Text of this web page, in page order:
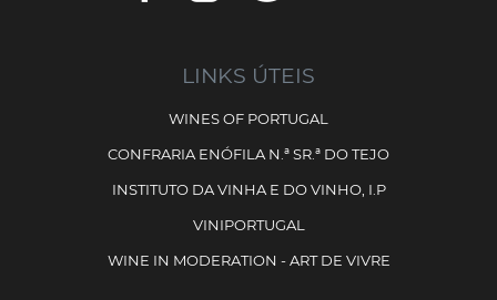
LINKS ÚTEIS
WINES OF PORTUGAL
CONFRARIA ENÓFILA N.ª SR.ª DO TEJO
INSTITUTO DA VINHA E DO VINHO, I.P
VINIPORTUGAL
WINE IN MODERATION - ART DE VIVRE